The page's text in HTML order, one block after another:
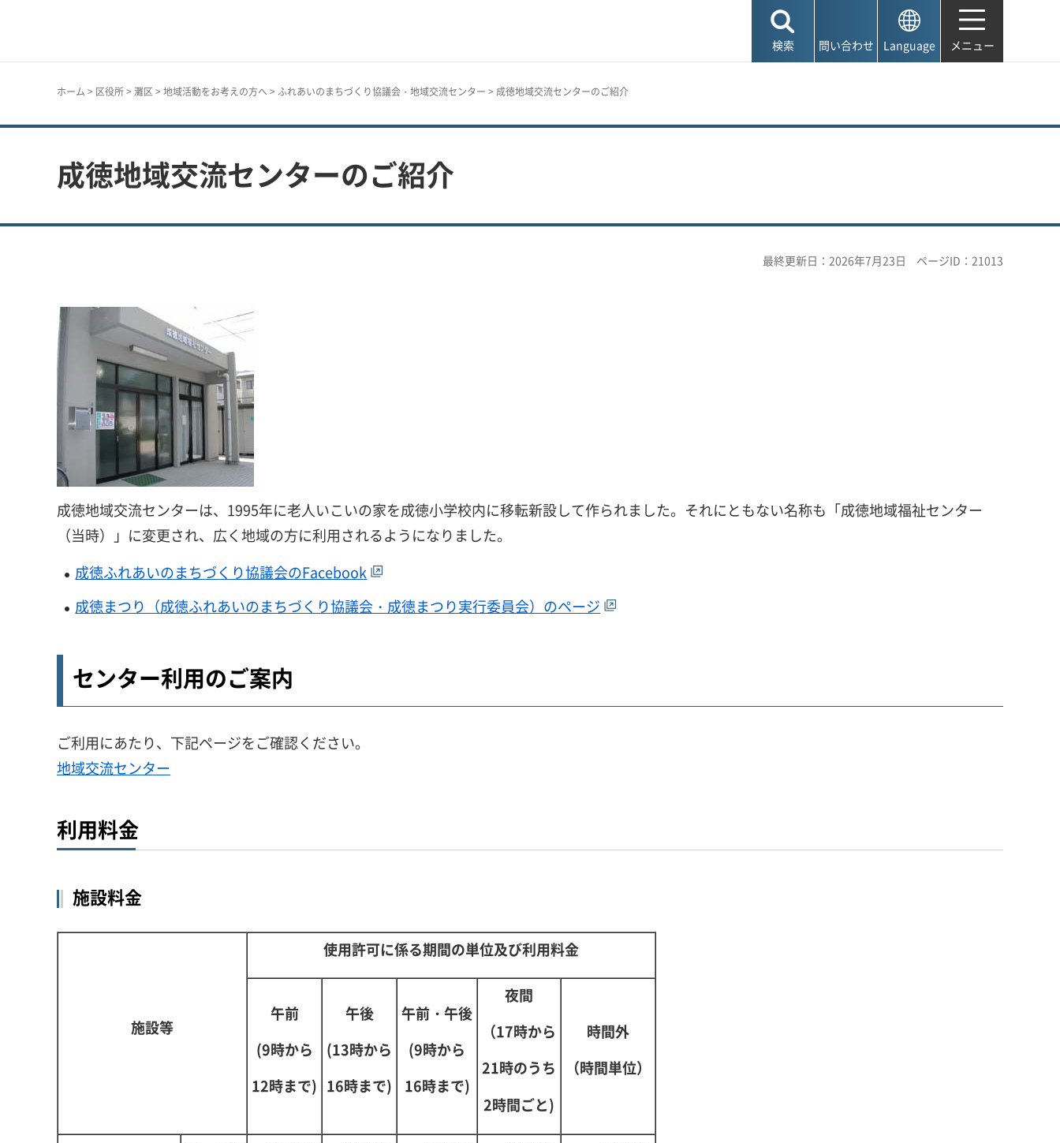
検索 問い合わせ Language メニュー
ホーム > 区役所> 灘区> 地域活動をお考えの方へ > ふれあいのまちづくり協議会・地域交流センター > 成徳地域交流センターのご紹介
成徳地域交流センターのご紹介
最終更新日：2026年7月23日 ページID：21013
成徳地域交流センターは、1995年に老人いこいの家を成徳小学校内に移転新設して作られました。それにともない名称も「成徳地域福祉センター
（当時）」に変更され、広く地域の方に利用されるようになりました。
成徳ふれあいのまちづくり協議会のFacebook
成徳まつり（成徳ふれあいのまちづくり協議会・成徳まつり実行委員会）のページ
センター利用のご案内
ご利用にあたり、下記ページをご確認ください。
地域交流センター
利用料金
施設料金
施設等
使用許可に係る期間の単位及び利用料金
午前
(9時から
12時まで)
午後
(13時から
16時まで)
午前・午後
(9時から
16時まで)
夜間
（17時から
21時のうち
2時間ごと)
時間外
（時間単位）